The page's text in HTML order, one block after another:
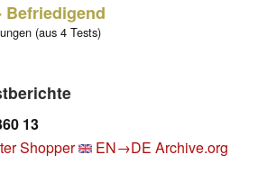
Befriedigend
(aus 4 Tests)
13
Shopper EN→DE Archive.org